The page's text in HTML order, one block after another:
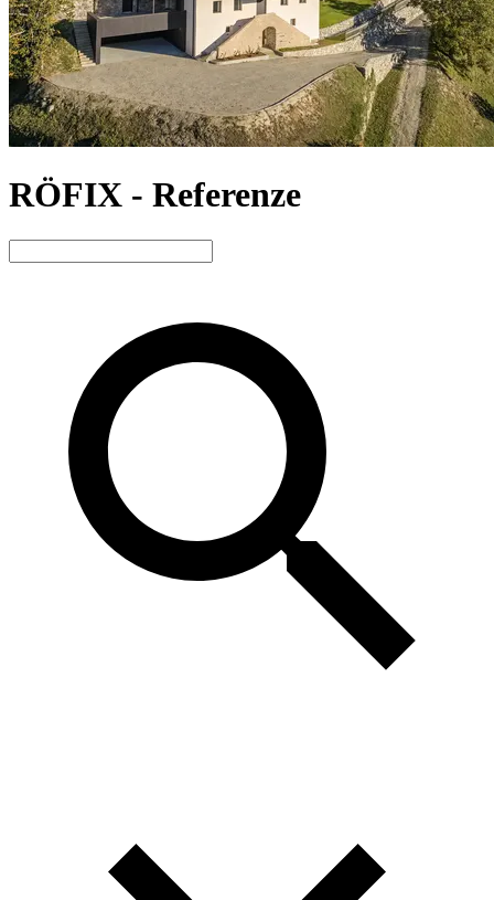
RÖFIX - Referenze